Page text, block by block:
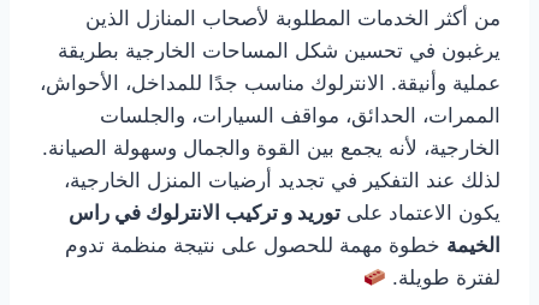
من أكثر الخدمات المطلوبة لأصحاب المنازل الذين
يرغبون في تحسين شكل المساحات الخارجية بطريقة
عملية وأنيقة. الانترلوك مناسب جدًا للمداخل، الأحواش،
الممرات، الحدائق، مواقف السيارات، والجلسات
الخارجية، لأنه يجمع بين القوة والجمال وسهولة الصيانة.
لذلك عند التفكير في تجديد أرضيات المنزل الخارجية،
يكون الاعتماد على توريد و تركيب الانترلوك في راس
الخيمة خطوة مهمة للحصول على نتيجة منظمة تدوم
لفترة طويلة.